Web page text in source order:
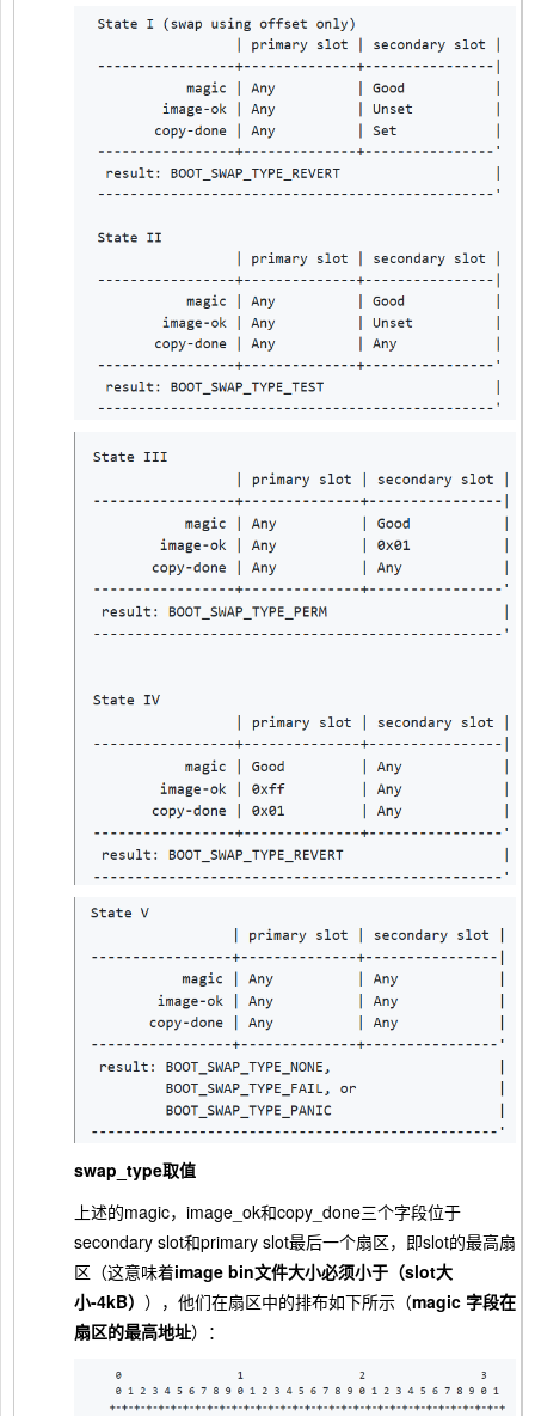
swap_type取值
上述的magic，image_ok和copy_done三个字段位于
secondary slot和primary slot最后一个扇区，即slot的最高扇
区（这意味着image bin文件大小必须小于（slot大
小-4kB） ），他们在扇区中的排布如下所示（magic 字段在
扇区的最高地址）：